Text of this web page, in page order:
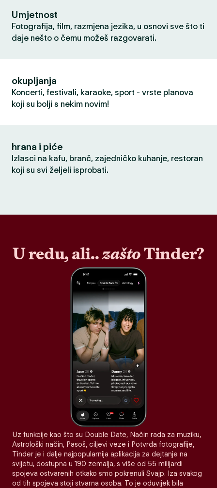
Umjetnost
Fotografija, film, razmjena jezika, u osnovi sve što ti
daje nešto o čemu možeš razgovarati.
okupljanja
Koncerti, festivali, karaoke, sport - vrste planova
koji su bolji s nekim novim!
hrana i piće
Izlasci na kafu, branč, zajedničko kuhanje, restoran
koji su svi željeli isprobati.
U redu, ali..zaštoTinder?
Uz funkcije kao što su Double Date, Način rada za muziku,
Astrološki način, Pasoš, ciljevi veze i Potvrda fotografije,
Tinder je i dalje najpopularnija aplikacija za dejtanje na
svijetu, dostupna u 190 zemalja, s više od 55 milijardi
spojeva ostvarenih otkako smo pokrenuli Svajp. Iza svakog
od tih spojeva stoji stvarna osoba. To je oduvijek bila